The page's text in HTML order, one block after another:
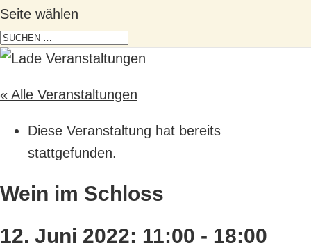
Seite wählen
« Alle Veranstaltungen
Diese Veranstaltung hat bereits
stattgefunden.
Wein im Schloss
12. Juni 2022: 11:00 - 18:00